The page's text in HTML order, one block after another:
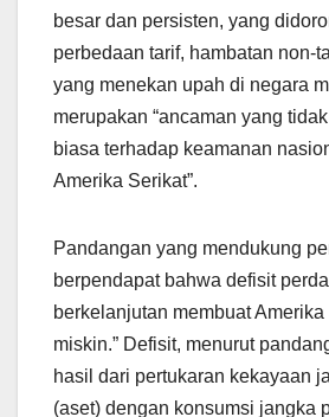
besar dan persisten, yang
perbedaan tarif, hambatan non-
yang menekan upah di negara
merupakan “ancaman yang
biasa terhadap keamanan
Amerika Serikat”.
Pandangan yang mendukung
berpendapat bahwa defisit
berkelanjutan membuat Amerika
miskin.” Defisit, menurut
hasil dari pertukaran kekayaan
(aset) dengan konsumsi jangka